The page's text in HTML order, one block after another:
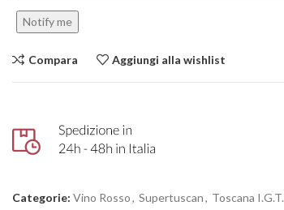
Notify me
Compara Aggiungi alla wishlist
Categorie: Vino Rosso, Supertuscan, Toscana I.G.T.